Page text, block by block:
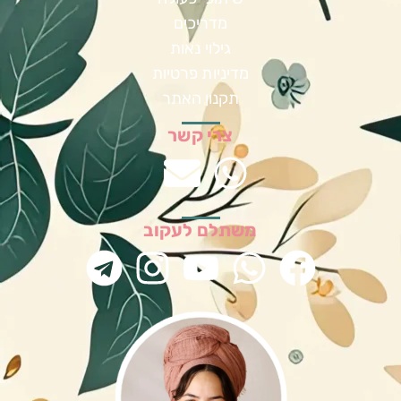
מדריכים
גילוי נאות
מדיניות פרטיות
תקנון האתר
צרי קשר
משתלם לעקוב